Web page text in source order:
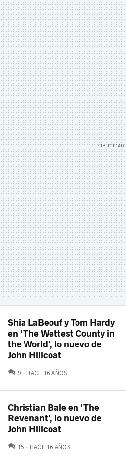
Shia LaBeouf y Tom Hardy
en 'The Wettest County in
the World', lo nuevo de
John Hillcoat
9 COMENTARIOS
HACE 16 AÑOS
Christian Bale en 'The
Revenant', lo nuevo de
John Hillcoat
15 COMENTARIOS
HACE 16 AÑOS